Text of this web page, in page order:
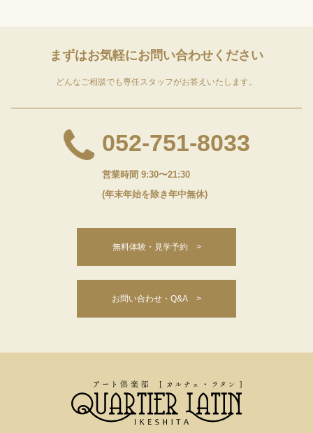
まずはお気軽にお問い合わせください
どんなご相談でも専任スタッフがお答えいたします。
052-751-8033
営業時間 9:30〜21:30
(年末年始を除き年中無休)
無料体験・見学予約 >
お問い合わせ・Q&A >